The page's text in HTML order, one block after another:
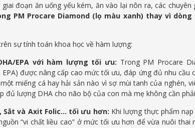
đoạn ăn uống yếu kém, ăn vào lại nôn ra, các chuyên
PM Procare Diamond (lọ màu xanh) thay vì dòng
sự tính toán khoa học về hàm lượng:
EPA với hàm lượng tối ưu: Trong PM Procare
EPA) được nâng cấp cao mức tối ưu, đáp ứng đủ nhu cầu
miếng cá hay hải sản nào vì sợ mùi tanh của nghén,
đủ lượng DHA cho não bộ của con mà mẹ không cần
Sắt và Axit Folic… tối ưu hơn: Khi lượng thực phẩm
“vi chất liều cao” ở mức tối ưu hơn để vừa nuôi thai